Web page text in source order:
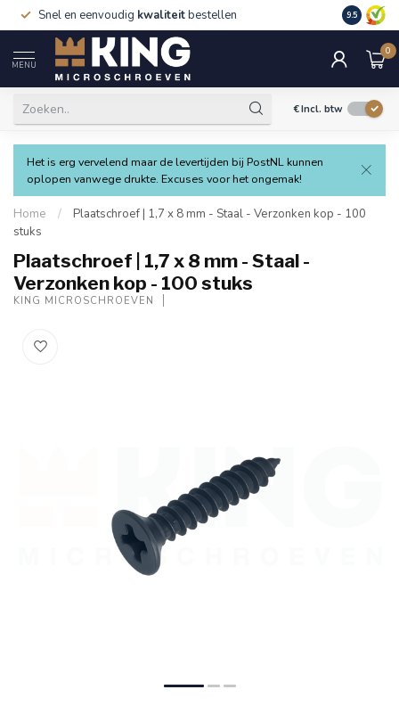
Snel en eenvoudig kwaliteitbestellen 9.5
MENU
0
€Incl. btw
Het is erg vervelend maar de levertijden bij PostNL kunnen
oplopen vanwege drukte. Excuses voor het ongemak!
Home /
Plaatschroef | 1,7 x 8 mm - Staal - Verzonken kop - 100
stuks
Plaatschroef | 1,7 x 8 mm - Staal -
Verzonken kop - 100 stuks
KING MICROSCHROEVEN